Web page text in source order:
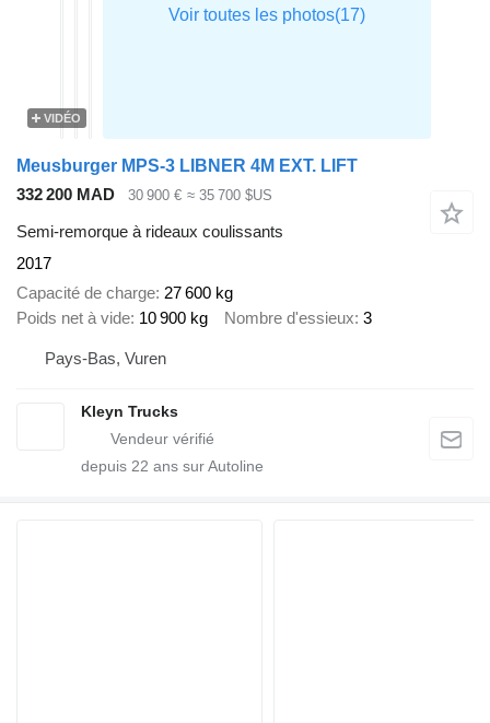
VIDÉO
Meusburger MPS-3 LIBNER 4M EXT. LIFT
332 200 MAD
30 900 € ≈ 35 700 $US
Semi-remorque à rideaux coulissants
2017
Capacité de charge 27 600 kg
Poids net à vide 10 900 kg Nombre d'essieux 3
Pays-Bas, Vuren
Kleyn Trucks
depuis 22 ans sur Autoline